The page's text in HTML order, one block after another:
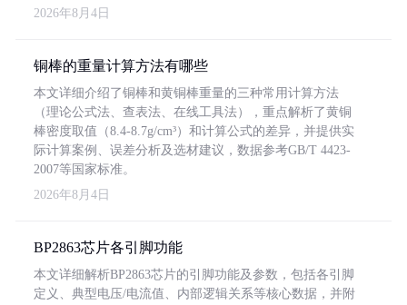
2026年8月4日
铜棒的重量计算方法有哪些
本文详细介绍了铜棒和黄铜棒重量的三种常用计算方法
（理论公式法、查表法、在线工具法），重点解析了黄铜
棒密度取值（8.4-8.7g/cm³）和计算公式的差异，并提供实
际计算案例、误差分析及选材建议，数据参考GB/T 4423-
2007等国家标准。
2026年8月4日
BP2863芯片各引脚功能
本文详细解析BP2863芯片的引脚功能及参数，包括各引脚
定义、典型电压/电流值、内部逻辑关系等核心数据，并附